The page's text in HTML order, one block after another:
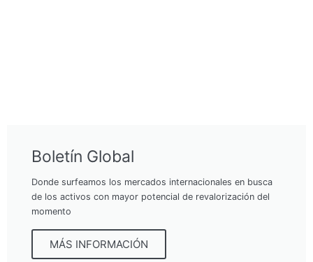
Boletín Global
Donde surfeamos los mercados internacionales en busca
de los activos con mayor potencial de revalorización del
momento
MÁS INFORMACIÓN